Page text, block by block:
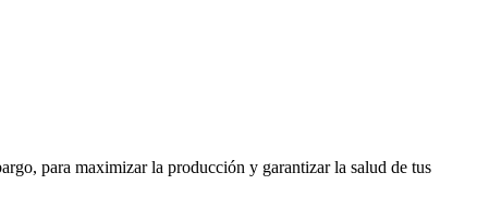
para maximizar la producción y garantizar la salud de tus